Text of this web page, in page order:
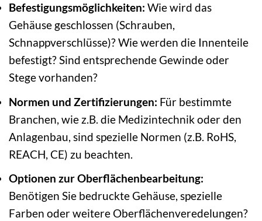
Befestigungsmöglichkeiten: Wie wird das
Gehäuse geschlossen (Schrauben,
Schnappverschlüsse)? Wie werden die Innenteile
befestigt? Sind entsprechende Gewinde oder
Stege vorhanden?
Normen und Zertifizierungen: Für bestimmte
Branchen, wie z.B. die Medizintechnik oder den
Anlagenbau, sind spezielle Normen (z.B. RoHS,
REACH, CE) zu beachten.
Optionen zur Oberflächenbearbeitung:
Benötigen Sie bedruckte Gehäuse, spezielle
Farben oder weitere Oberflächenveredelungen?